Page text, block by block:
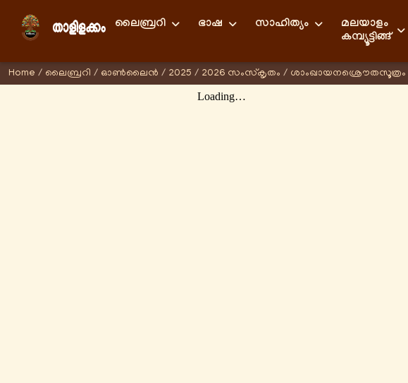
ലൈബ്രറി ഭാഷ സാഹിത്യം
മലയാളം
കമ്പ്യൂട്ടിങ്ങ്
Home / ലൈബ്രറി / ഓണ്‍ലൈന്‍ / 2025 / 2026 സംസ്കൃതം / ശാംഖായനശ്രൌതസൂത്രം